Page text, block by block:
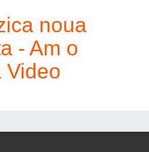
noua
- Am o
Video